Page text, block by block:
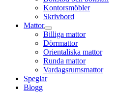
Kontorsmöbler
Skrivbord
Mattor
Billiga mattor
Dörrmattor
Orientaliska mattor
Runda mattor
Vardagsrumsmattor
Speglar
Blogg